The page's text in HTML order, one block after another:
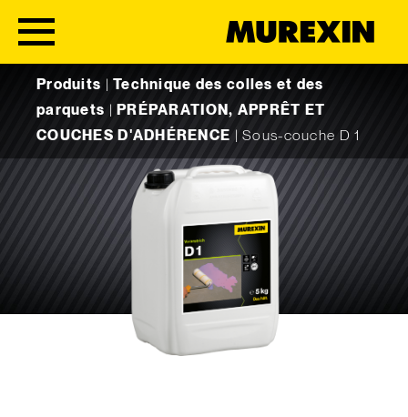
Produits |Technique des colles et des
parquets
PRÉPARATION, APPRÊT ET
COUCHES D'ADHÉRENCE |Sous-couche D 1